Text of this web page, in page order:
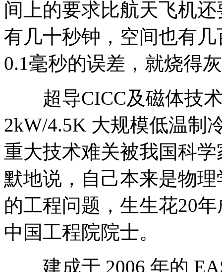
间上的要求比航天飞机
有几十秒钟，空间也有
0.1毫秒的误差，就烧得
超导CICC及磁体技术
2kW/4.5K 大规模低温制
重大技术难关被我国科
默地说，自己本来是物
的工程问题，生生花20
中国工程院院士。
建成于 2006 年的